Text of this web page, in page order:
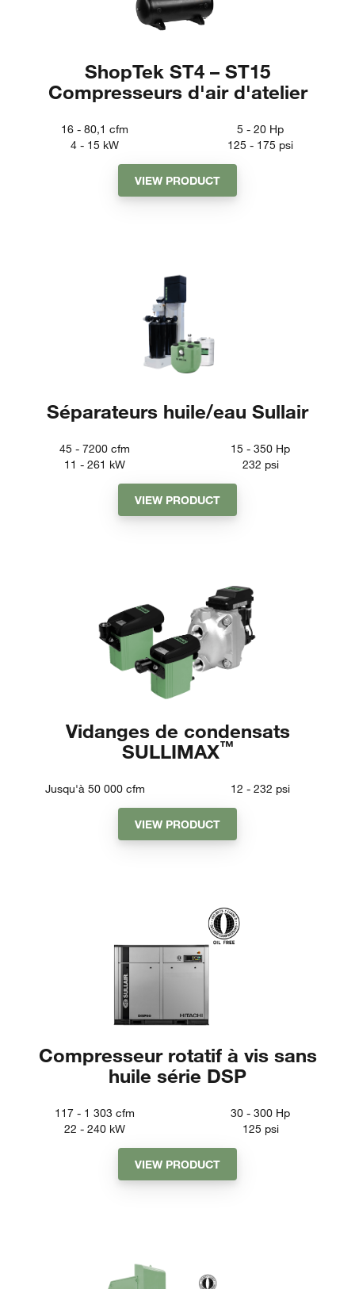
ShopTek ST4 – ST15
Compresseurs d'air d'atelier
16 - 80,1 cfm 5 - 20 Hp
4 - 15 kW 125 - 175 psi
VIEW PRODUCT
Séparateurs huile/eau Sullair
45 - 7200 cfm 15 - 350 Hp
11 - 261 kW 232 psi
VIEW PRODUCT
Vidanges de condensats
SULLIMAX™
Jusqu'à 50 000 cfm 12 - 232 psi
VIEW PRODUCT
Compresseur rotatif à vis sans
huile série DSP
117 - 1 303 cfm 30 - 300 Hp
22 - 240 kW 125 psi
VIEW PRODUCT